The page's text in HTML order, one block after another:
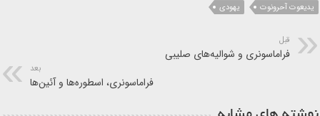
یدیعوت آحرونوت
یهودی
قبل
فراماسونری و شوالیه‌های صلیبی
بعد
فراماسونری، اسطوره‌ها و آئین‌ها